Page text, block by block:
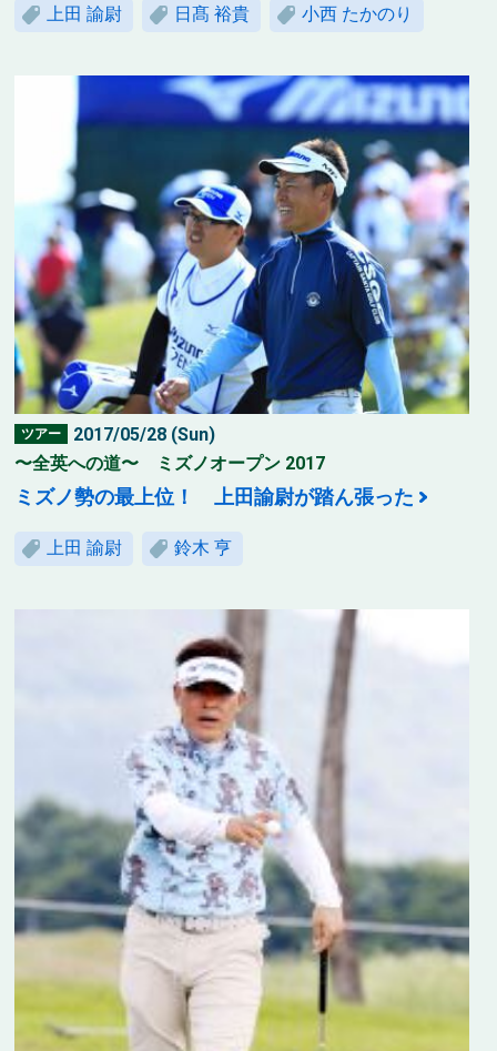
上田 諭尉 日髙 裕貴 小西 たかのり
ツアー
2017/05/28 (Sun)
〜全英への道〜 ミズノオープン 2017
ミズノ勢の最上位！ 上田諭尉が踏ん張った
上田 諭尉 鈴木 亨